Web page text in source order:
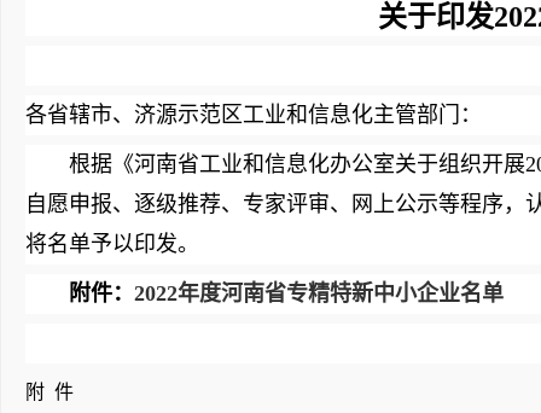
关于印发
各省辖市、济源示范区工业和信息化主管部门：
根据《河南省工业和信息化办公室关于组织开展
自愿申报、逐级推荐、专家评审、网上公示等程序，
将名单予以印发。
附件： 2022年度河南省专精特新中小企业名单
附 件